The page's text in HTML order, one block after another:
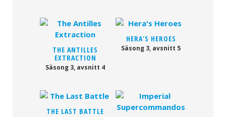
THE ANTILLES
EXTRACTION
Säsong 3, avsnitt 4
HERA'S HEROES
Säsong 3, avsnitt 5
THE LAST BATTLE